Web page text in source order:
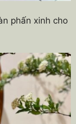
phấn xinh cho